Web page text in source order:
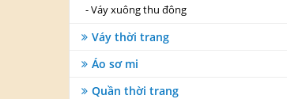
-Váy xuông thu đông
Váy thời trang
Áo sơ mi
Quần thời trang